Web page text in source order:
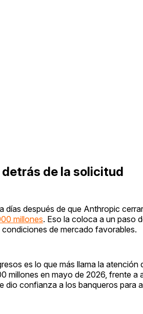
detrás de la solicitud
días después de que Anthropic
millones. Eso la coloca a un paso
de mercado favorables.
es lo que más llama la
millones en mayo de 2026, frente
dio confianza a los banqueros para